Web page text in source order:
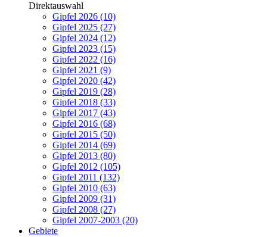
Direktauswahl
Gipfel 2026 (10)
Gipfel 2025 (27)
Gipfel 2024 (12)
Gipfel 2023 (15)
Gipfel 2022 (16)
Gipfel 2021 (9)
Gipfel 2020 (42)
Gipfel 2019 (28)
Gipfel 2018 (33)
Gipfel 2017 (43)
Gipfel 2016 (68)
Gipfel 2015 (50)
Gipfel 2014 (69)
Gipfel 2013 (80)
Gipfel 2012 (105)
Gipfel 2011 (132)
Gipfel 2010 (63)
Gipfel 2009 (31)
Gipfel 2008 (27)
Gipfel 2007-2003 (20)
Gebiete